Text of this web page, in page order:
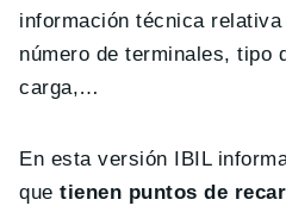
información técnica
número de terminales, tipo
carga,…
En esta versión IBIL
quetienen puntos de